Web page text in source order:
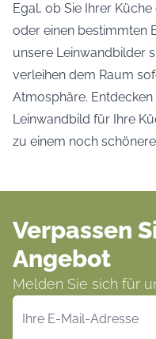
Egal, ob Sie Ihrer
oder einen bestimmten
unsere Leinwandbilder
verleihen dem Raum
Atmosphäre.
Leinwandbild für Ihre
zu einem noch
Verpassen
Angebot
Melden Sie sich für
E-Mailadresse